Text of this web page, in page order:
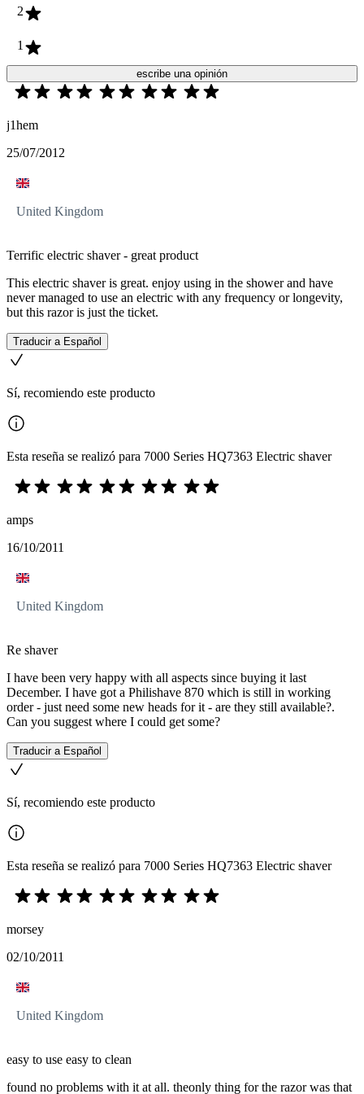
2
1
escribe una opinión
j1hem
25/07/2012
United Kingdom
Terrific electric shaver - great product
This electric shaver is great. enjoy using in the shower and have
never managed to use an electric with any frequency or longevity,
but this razor is just the ticket.
Traducir a Español
Sí, recomiendo este producto
Esta reseña se realizó para 7000 Series HQ7363 Electric shaver
amps
16/10/2011
United Kingdom
Re shaver
I have been very happy with all aspects since buying it last
December. I have got a Philishave 870 which is still in working
order - just need some new heads for it - are they still available?.
Can you suggest where I could get some?
Traducir a Español
Sí, recomiendo este producto
Esta reseña se realizó para 7000 Series HQ7363 Electric shaver
morsey
02/10/2011
United Kingdom
easy to use easy to clean
found no problems with it at all. theonly thing for the razor was that